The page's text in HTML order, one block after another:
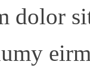
dolor